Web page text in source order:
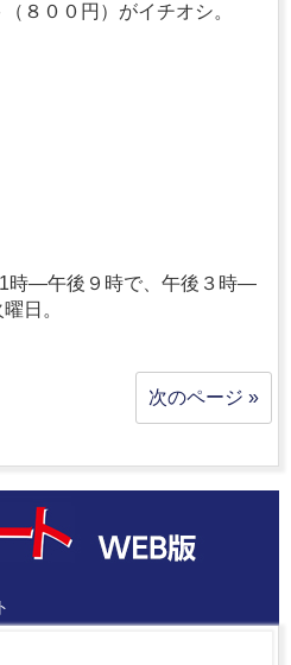
８００円）がイチオシ。
時―午後９時で、午後３時―
日。
次のページ »